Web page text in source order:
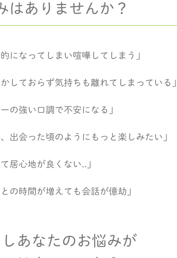
はありませんか？
になってしまい喧嘩してしまう」
しておらず気持ちも離れてしまっている」
の強い口調で不安になる」
出会った頃のようにもっと楽しみたい」
居心地が良くない..」
の時間が増えても会話が億劫」
あなたのお悩みが